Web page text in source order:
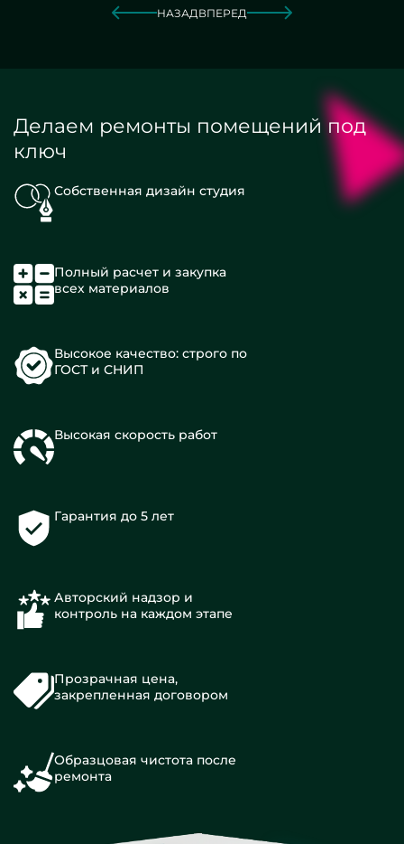
НАЗАД ВПЕРЕД
Делаем ремонты помещений под
ключ
Собственная дизайн студия
Полный расчет и закупка
всех материалов
Высокое качество: строго по
ГОСТ и СНИП
Высокая скорость работ
Гарантия до 5 лет
Авторский надзор и
контроль на каждом этапе
Прозрачная цена,
закрепленная договором
Образцовая чистота после
ремонта